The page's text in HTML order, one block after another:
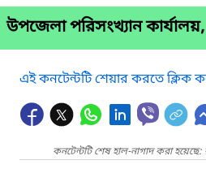
উপজেলা পরিসংখ্যান
এই কনটেন্টটি শেয়ার করতে ক্লিক
কনটেন্টটি শেষ হাল-নাগাদ করা